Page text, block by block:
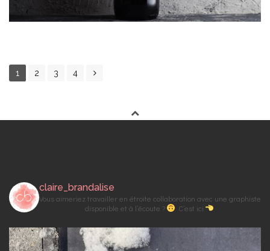
P
O
T
I
G
A
T
1 2 3 4
claire_brandalise
Vous aimeriez travailler en étroite collaboration avec une graphiste
disponible et à l’écoute ?
C’est ici